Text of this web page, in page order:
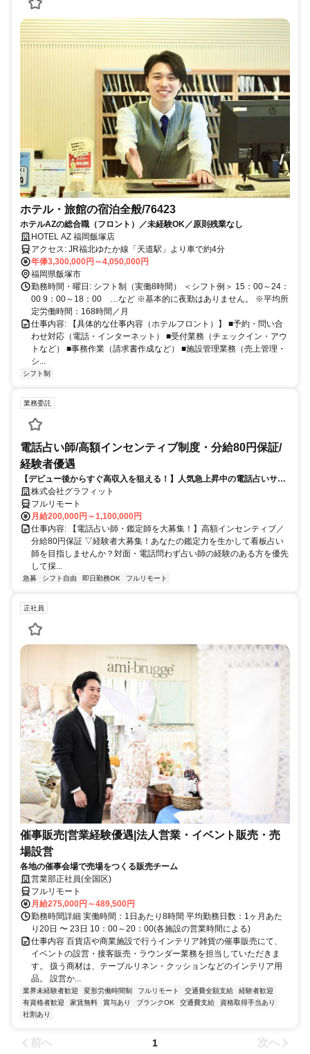
ホテル・旅館の宿泊全般/76423
ホテルAZの総合職（フロント）／未経験OK／原則残業なし
HOTEL AZ 福岡飯塚店
アクセス: JR福北ゆたか線「天道駅」より車で約4分
年俸3,300,000円～4,050,000円
福岡県飯塚市
勤務時間・曜日: シフト制（実働8時間） ＜シフト例＞ 15：00～24：
00 9：00～18：00 …など ※基本的に夜勤はありません。 ※平均所
定労働時間：168時間／月
仕事内容: 【具体的な仕事内容（ホテルフロント）】 ■予約・問い合
わせ対応（電話・インターネット） ■受付業務（チェックイン・アウ
トなど） ■事務作業（請求書作成など） ■施設管理業務（売上管理・
シ...
シフト制
業務委託
電話占い師/高額インセンティブ制度・分給80円保証/
経験者優遇
【デビュー後からすぐ高収入を狙える！】人気急上昇中の電話占いサイ
トで占いのお仕事
株式会社グラフィット
フルリモート
月給200,000円～1,100,000円
仕事内容: 【電話占い師・鑑定師を大募集！】高額インセンティブ／
分給80円保証 ▽経験者大募集！あなたの鑑定力を生かして看板占い
師を目指しませんか？対面・電話問わず占い師の経験のある方を優先
して採...
急募 シフト自由 即日勤務OK フルリモート
正社員
催事販売|営業経験優遇|法人営業・イベント販売・売
場設営
各地の催事会場で売場をつくる販売チーム
営業部正社員(全国区)
フルリモート
月給275,000円～489,500円
勤務時間詳細 実働時間：1日あたり8時間 平均勤務日数：1ヶ月あた
り20日 〜 23日 10：00～20：00(各施設の営業時間による)
仕事内容 百貨店や商業施設で行うインテリア雑貨の催事販売にて、
イベントの設営・接客販売・ラウンダー業務を担当していただきま
す。 扱う商材は、テーブルリネン・クッションなどのインテリア用
品。 設営か...
業界未経験者歓迎 変形労働時間制 フルリモート 交通費全額支給
経験者歓迎
有資格者歓迎
家賃無料 賞与あり ブランクOK 交通費支給
資格取得手当あり
社割あり
前へ 1 次へ